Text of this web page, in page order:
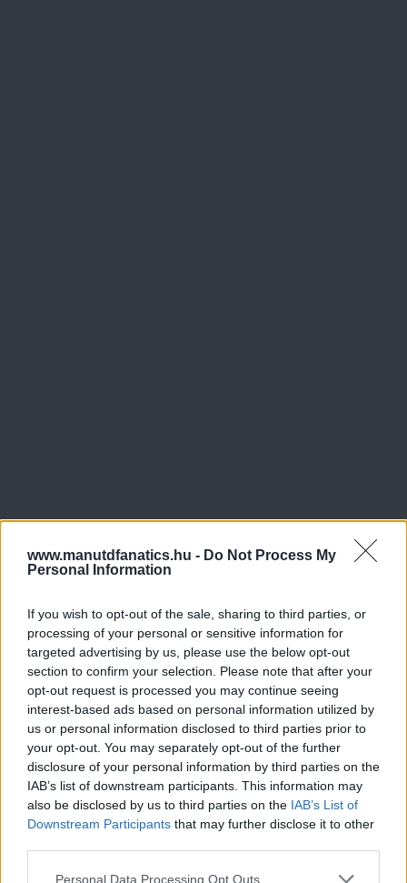
www.manutdfanatics.hu - Do Not Process My
Personal Information
If you wish to opt-out of the sale, sharing to third parties, or
processing of your personal or sensitive information for
targeted advertising by us, please use the below opt-out
section to confirm your selection. Please note that after your
opt-out request is processed you may continue seeing
interest-based ads based on personal information utilized by
us or personal information disclosed to third parties prior to
your opt-out. You may separately opt-out of the further
disclosure of your personal information by third parties on the
IAB’s list of downstream participants. This information may
also be disclosed by us to third parties on the IAB’s List of
Downstream Participants that may further disclose it to other
Please note that this website/app uses one or more Google
Personal Data Processing Opt Outs